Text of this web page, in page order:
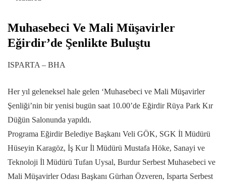
Muhasebeci Ve Mali Müşavirler
Eğirdir’de Şenlikte Buluştu
ISPARTA – BHA
Her yıl geleneksel hale gelen ‘Muhasebeci ve Mali Müşavirler
Şenliği’nin bir yenisi bugün saat 10.00’de Eğirdir Rüya Park Kır
Düğün Salonunda yapıldı.
Programa Eğirdir Belediye Başkanı Veli GÖK, SGK İl Müdürü
Hüseyin Karagöz, İş Kur İl Müdürü Mustafa Höke, Sanayi ve
Teknoloji İl Müdürü Tufan Uysal, Burdur Serbest Muhasebeci ve
Mali Müşavirler Odası Başkanı Gürhan Özveren, Isparta Serbest